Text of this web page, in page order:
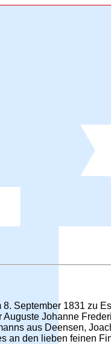
September 1831 zu
Johanne
aus Deensen,
den lieben feinen